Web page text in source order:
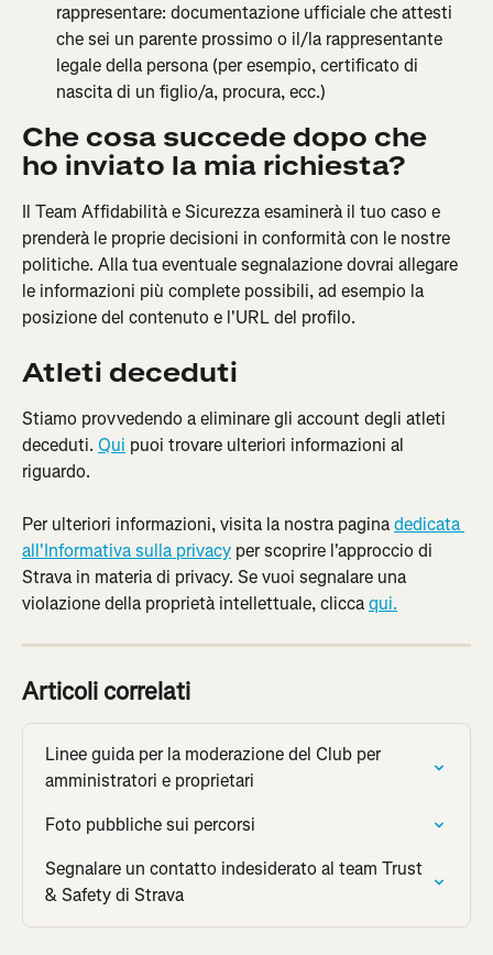
rappresentare: documentazione ufficiale che attesti
che sei un parente prossimo o il/la rappresentante
legale della persona (per esempio, certificato di
nascita di un figlio/a, procura, ecc.)
Che cosa succede dopo che
ho inviato la mia richiesta?
Il Team Affidabilità e Sicurezza esaminerà il tuo caso e
prenderà le proprie decisioni in conformità con le nostre
politiche. Alla tua eventuale segnalazione dovrai allegare
le informazioni più complete possibili, ad esempio la
posizione del contenuto e l'URL del profilo.
Atleti deceduti
Stiamo provvedendo a eliminare gli account degli atleti
deceduti. Qui puoi trovare ulteriori informazioni al
riguardo.
Per ulteriori informazioni, visita la nostra pagina dedicata
all'Informativa sulla privacy per scoprire l'approccio di
Strava in materia di privacy. Se vuoi segnalare una
violazione della proprietà intellettuale, clicca qui.
Articoli correlati
Linee guida per la moderazione del Club per
amministratori e proprietari
Foto pubbliche sui percorsi
Segnalare un contatto indesiderato al team Trust
& Safety di Strava